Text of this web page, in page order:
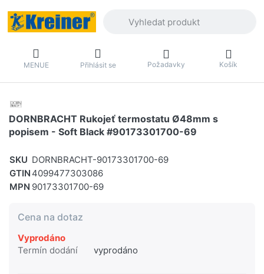
MENUE Přihlásit se Požadavky Košík
DORNBRACHT Rukojeť termostatu Ø48mm s
popisem - Soft Black #90173301700-69
SKU DORNBRACHT-90173301700-69
GTIN 4099477303086
MPN 90173301700-69
Cena na dotaz
Vyprodáno
Termín dodání
vyprodáno